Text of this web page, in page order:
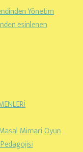
Yönetim
esinlenen
MimariOyun